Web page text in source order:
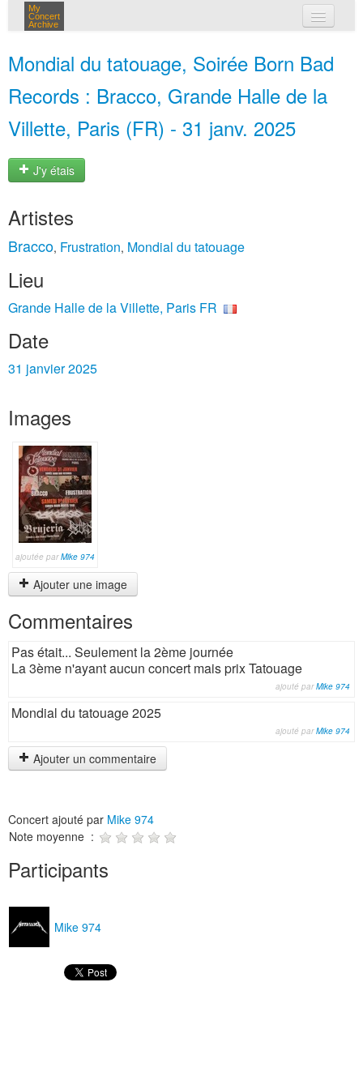
My
Concert
Archive
Mondial du tatouage, Soirée Born Bad
Records : Bracco, Grande Halle de la
Villette, Paris (FR) - 31 janv. 2025
J'y étais
Artistes
Bracco, Frustration, Mondial du tatouage
Lieu
Grande Halle de la Villette, Paris FR
Date
31 janvier 2025
Images
ajoutée parMike 974
Ajouter une image
Commentaires
Pas était... Seulement la 2ème journée
La 3ème n'ayant aucun concert mais prix Tatouage
ajouté parMike 974
Mondial du tatouage 2025
ajouté parMike 974
Ajouter un commentaire
Concert ajouté par Mike 974
Note moyenne :
Participants
Mike 974